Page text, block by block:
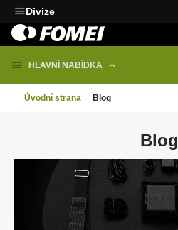
Divize
HLAVNÍ NABÍDKA
Úvodní strana Blog
Blog